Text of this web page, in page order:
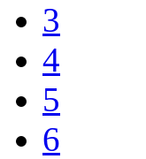
3
4
5
6